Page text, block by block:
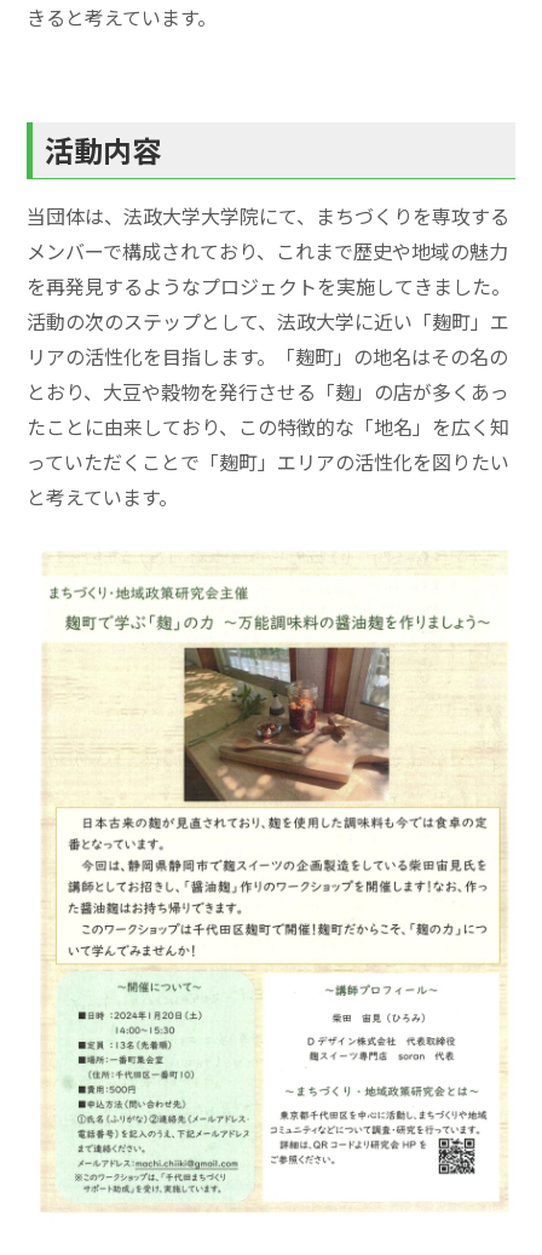
きると考えています。
活動内容
当団体は、法政大学大学院にて、まちづくりを専攻する
メンバーで構成されており、これまで歴史や地域の魅力
を再発見するようなプロジェクトを実施してきました。
活動の次のステップとして、法政大学に近い「麹町」エ
リアの活性化を目指します。「麹町」の地名はその名の
とおり、大豆や穀物を発行させる「麹」の店が多くあっ
たことに由来しており、この特徴的な「地名」を広く知
っていただくことで「麹町」エリアの活性化を図りたい
と考えています。